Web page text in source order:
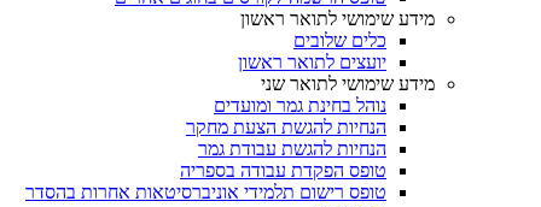
מידע שימושי לתואר ראשון
כלים שלובים
יועצים לתואר ראשון
מידע שימושי לתואר שני
נוהל בחינת גמר ומועדים
הנחיות להגשת הצעת מחקר
הנחיות להגשת עבודת גמר
טופס הפקדת עבודה בספריה
טופס רישום תלמידי אוניברסיטאות אחרות בהסדר